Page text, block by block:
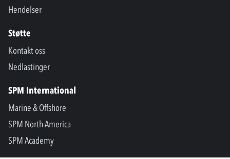
Hendelser
Støtte
Kontakt oss
Nedlastinger
SPM International
Marine & Offshore
SPM North America
SPM Academy